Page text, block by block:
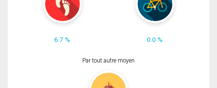
6.7 % 0.0 %
Par tout autre moyen